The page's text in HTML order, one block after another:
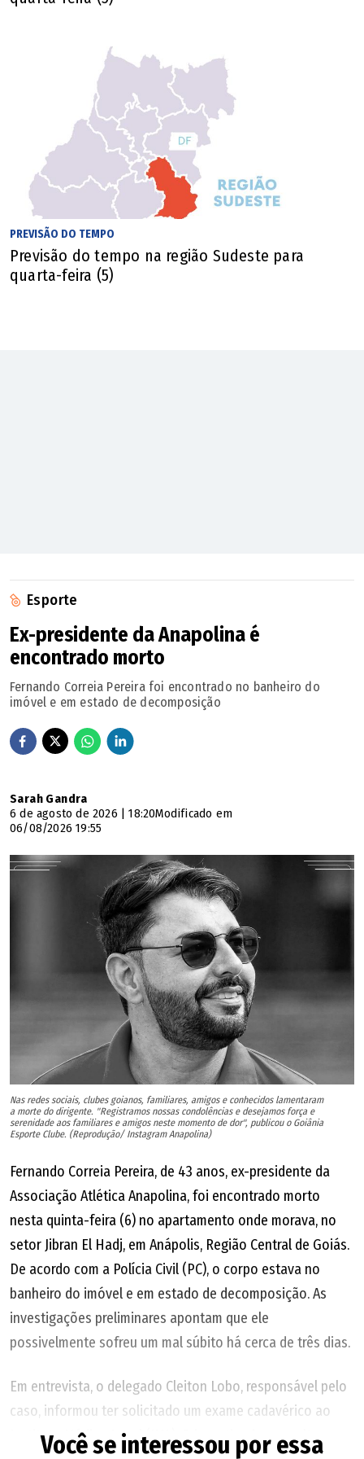
PREVISÃO DO TEMPO
Previsão do tempo na região Sudeste para
quarta-feira (5)
Esporte
Ex-presidente da Anapolina é
encontrado morto
Fernando Correia Pereira foi encontrado no banheiro do
imóvel e em estado de decomposição
Sarah Gandra
6 de agosto de 2026 | 18:20Modificado em
06/08/2026 19:55
Nas redes sociais, clubes goianos, familiares, amigos e conhecidos lamentaram
a morte do dirigente. "Registramos nossas condolências e desejamos força e
serenidade aos familiares e amigos neste momento de dor", publicou o Goiânia
Esporte Clube. (Reprodução/ Instagram Anapolina)
Fernando Correia Pereira, de 43 anos, ex-presidente da
Associação Atlética Anapolina, foi encontrado morto
nesta quinta-feira (6) no apartamento onde morava, no
setor Jibran El Hadj, em Anápolis, Região Central de Goiás.
De acordo com a Polícia Civil (PC), o corpo estava no
banheiro do imóvel e em estado de decomposição. As
investigações preliminares apontam que ele
possivelmente sofreu um mal súbito há cerca de três dias.
Em entrevista, o delegado Cleiton Lobo, responsável pelo
caso, informou ter solicitado um exame cadavérico ao
Instituto Médico Legal (IML). O investigador ressaltou que
Você se interessou por essa